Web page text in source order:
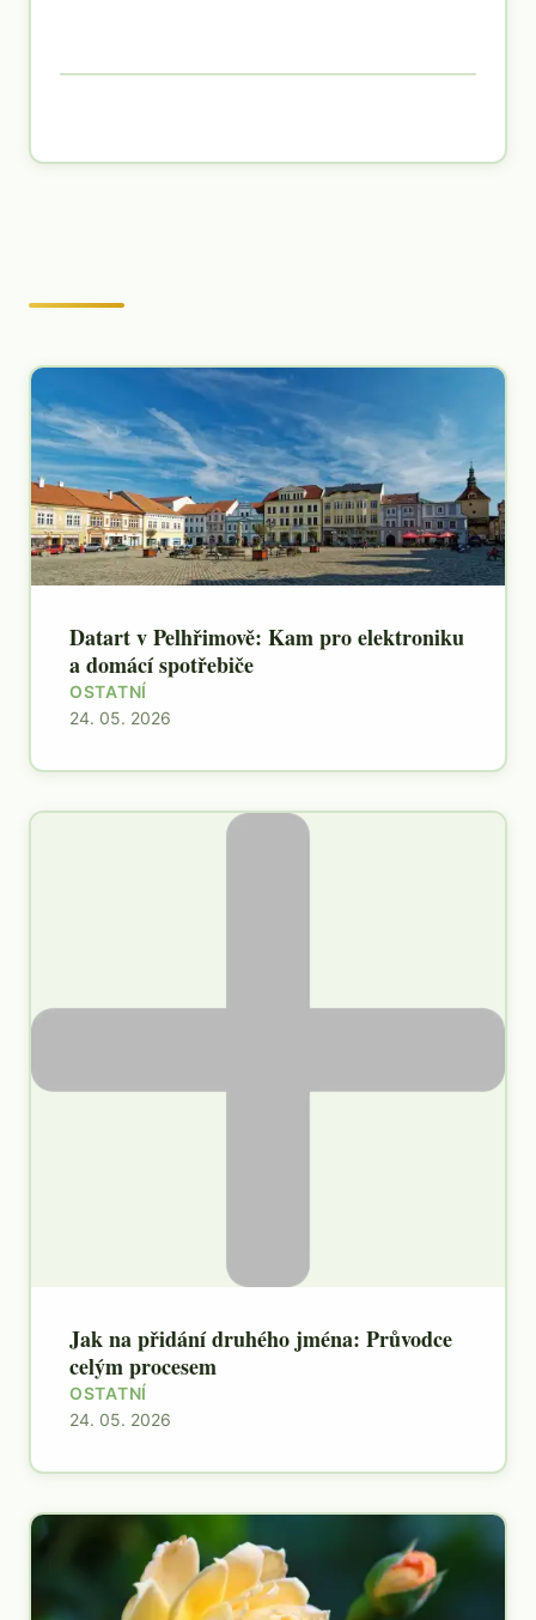
Datart v Pelhřimově: Kam pro elektroniku
a domácí spotřebiče
OSTATNÍ
24. 05. 2026
Jak na přidání druhého jména: Průvodce
celým procesem
OSTATNÍ
24. 05. 2026